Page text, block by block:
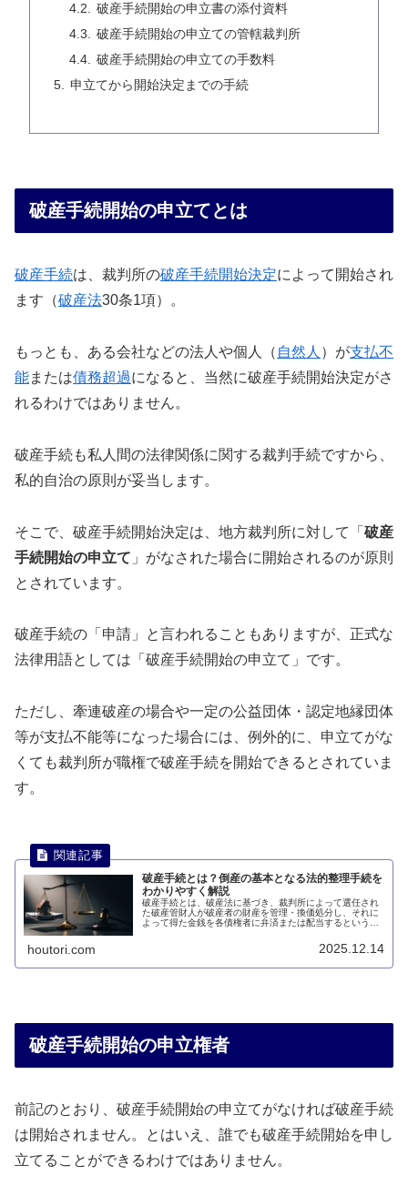
破産手続開始の申立書の添付資料
破産手続開始の申立ての管轄裁判所
破産手続開始の申立ての手数料
申立てから開始決定までの手続
破産手続開始の申立てとは
破産手続は、裁判所の破産手続開始決定によって開始され
ます（破産法30条1項）。
もっとも、ある会社などの法人や個人（ 自然人 ）が支払不
能または債務超過になると、当然に破産手続開始決定がさ
れるわけではありません。
破産手続も私人間の法律関係に関する裁判手続ですから、
私的自治の原則が妥当します。
そこで、破産手続開始決定は、地方裁判所に対して「 破産
手続開始の申立て 」がなされた場合に開始されるのが原則
とされています。
破産手続の「申請」と言われることもありますが、正式な
法律用語としては「破産手続開始の申立て」です。
ただし、牽連破産の場合や一定の公益団体・認定地縁団体
等が支払不能等になった場合には、例外的に、申立てがな
くても裁判所が職権で破産手続を開始できるとされていま
す。
破産手続とは？倒産の基本となる法的整理手続を
わかりやすく解説
破産手続とは、破産法に基づき、裁判所によって選任され
た破産管財人が破産者の財産を管理・換価処分し、それに
よって得た金銭を各債権者に弁済または配当するという清
houtori.com 2025.12.14
破産手続開始の申立権者
前記のとおり、破産手続開始の申立てがなければ破産手続
は開始されません。とはいえ、誰でも破産手続開始を申し
立てることができるわけではありません。